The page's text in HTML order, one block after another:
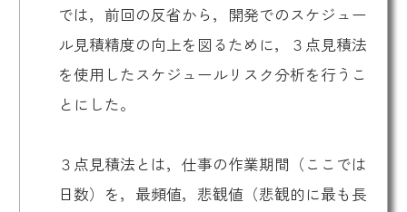
では，前回の反省から，開発でのスケジュー
ル見積精度の向上を図るために，３点見積法
を使用したスケジュールリスク分析を行うこ
とにした。
３点見積法とは，仕事の作業期間（ここでは
日数）を，最頻値，悲観値（悲観的に最も長